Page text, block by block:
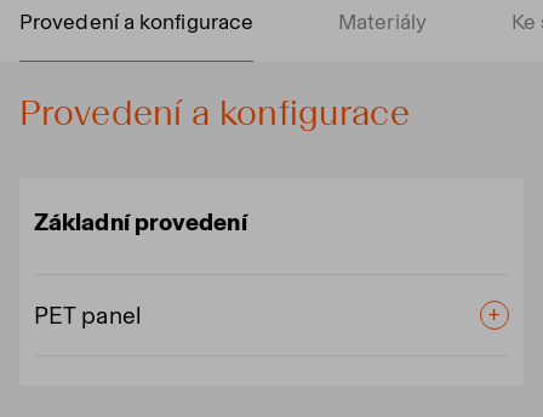
Provedení a konfigurace Materiály Ke
Provedení a konfigurace
Základní provedení
PET panel